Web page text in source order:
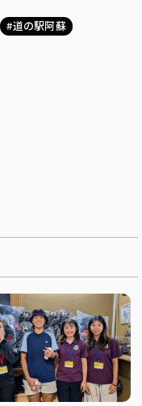
道の駅阿蘇